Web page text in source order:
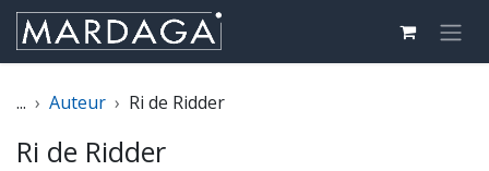
Se rendre au contenu
... Auteur Ri de Ridder
Ri de Ridder